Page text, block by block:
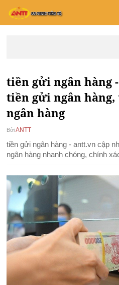
tiền gửi ngân hàng
tiền gửi ngân
ngân hàng
Bởi ANTT
tiền gửi ngân hàng - antt.vn cập
ngân hàng nhanh chóng, chính